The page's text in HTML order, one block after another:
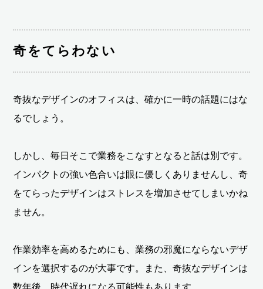
奇をてらわない
奇抜なデザインのオフィスは、確かに一時の話題にはな
るでしょう。
しかし、毎日そこで業務をこなすとなると話は別です。
インパクトの強い色合いは眼に優しくありませんし、奇
をてらったデザインはストレスを増加させてしまいかね
ません。
作業効率を高めるためにも、業務の邪魔にならないデザ
インを選択するのが大事です。また、奇抜なデザインは
数年後、時代遅れになる可能性もあります。